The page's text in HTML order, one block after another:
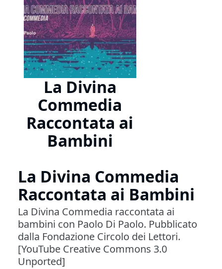
La Divina
Commedia
Raccontata ai
Bambini
La Divina Commedia
Raccontata ai Bambini
La Divina Commedia raccontata ai
bambini con Paolo Di Paolo. Pubblicato
dalla Fondazione Circolo dei Lettori.
[YouTube Creative Commons 3.0
Unported]